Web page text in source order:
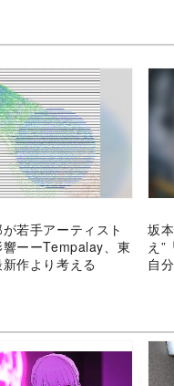
若手アーティスト
響ーーTempalay、東
作より考える
坂
え”
自